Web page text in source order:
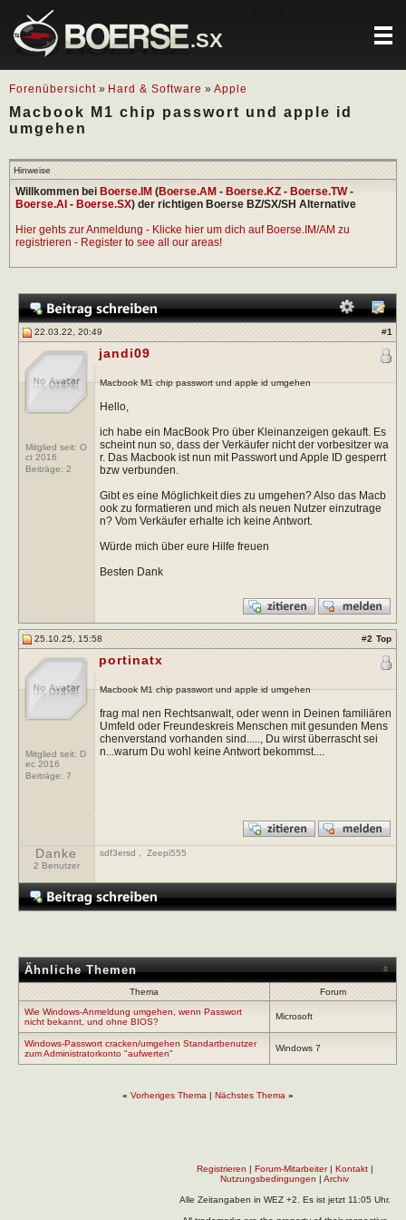
.SX
Forenübersicht » Hard & Software » Apple
Macbook M1 chip passwort und apple id
umgehen
Hinweise
Willkommen bei Boerse.IM (Boerse.AM - Boerse.KZ - Boerse.TW-
Boerse.AI - Boerse.SX) der richtigen Boerse BZ/SX/SH Alternative
Hier gehts zur Anmeldung - Klicke hier um dich auf Boerse.IM/AM zu
registrieren - Register to see all our areas!
22.03.22, 20:49 #1
Mitglied seit: O
ct 2016
Beiträge: 2
jandi09
Macbook M1 chip passwort und apple id umgehen
Hello,
ich habe ein MacBook Pro über Kleinanzeigen gekauft. Es
scheint nun so, dass der Verkäufer nicht der vorbesitzer wa
r. Das Macbook ist nun mit Passwort und Apple ID gesperrt
bzw verbunden.
Gibt es eine Möglichkeit dies zu umgehen? Also das Macb
ook zu formatieren und mich als neuen Nutzer einzutrage
n? Vom Verkäufer erhalte ich keine Antwort.
Würde mich über eure Hilfe freuen
Besten Dank
25.10.25, 15:58 #2 Top
Mitglied seit: D
ec 2016
Beiträge: 7
portinatx
Macbook M1 chip passwort und apple id umgehen
frag mal nen Rechtsanwalt, oder wenn in Deinen familiären
Umfeld oder Freundeskreis Menschen mit gesunden Mens
chenverstand vorhanden sind....., Du wirst überrascht sei
n...warum Du wohl keine Antwort bekommst....
Danke
2 Benutzer
sdf3ersd Zeepi555
Ähnliche Themen
Thema
Forum
Wie Windows-Anmeldung umgehen, wenn Passwort
nicht bekannt, und ohne BIOS?
Microsoft
Windows-Passwort cracken/umgehen Standartbenutzer
zum Administratorkonto "aufwerten"
Windows 7
« Vorheriges Thema | Nächstes Thema »
Registrieren | Forum-Mitarbeiter| Kontakt|
Nutzungsbedingungen | Archiv
Alle Zeitangaben in WEZ +2. Es ist jetzt 11:05 Uhr.